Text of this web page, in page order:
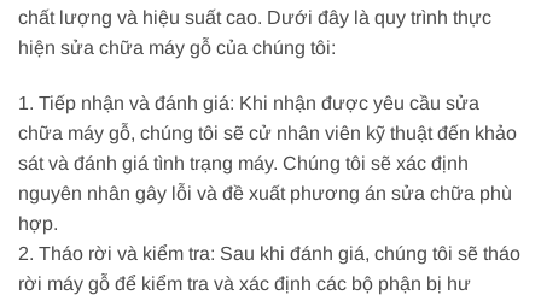
chất lượng và hiệu suất cao. Dưới đây là quy trình thực
hiện sửa chữa máy gỗ của chúng tôi:
1. Tiếp nhận và đánh giá: Khi nhận được yêu cầu sửa
chữa máy gỗ, chúng tôi sẽ cử nhân viên kỹ thuật đến khảo
sát và đánh giá tình trạng máy. Chúng tôi sẽ xác định
nguyên nhân gây lỗi và đề xuất phương án sửa chữa phù
hợp.
2. Tháo rời và kiểm tra: Sau khi đánh giá, chúng tôi sẽ tháo
rời máy gỗ để kiểm tra và xác định các bộ phận bị hư